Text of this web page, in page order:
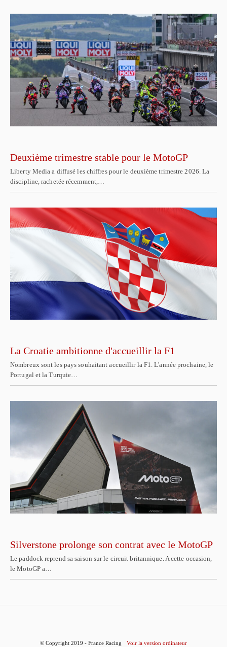
Deuxième trimestre stable pour le MotoGP
Liberty Media a diffusé les chiffres pour le deuxième trimestre 2026. La
discipline, rachetée récemment,…
La Croatie ambitionne d'accueillir la F1
Nombreux sont les pays souhaitant accueillir la F1. L'année prochaine, le
Portugal et la Turquie…
Silverstone prolonge son contrat avec le MotoGP
Le paddock reprend sa saison sur le circuit britannique. A cette occasion,
le MotoGP a…
© Copyright 2019 - France Racing Voir la version ordinateur